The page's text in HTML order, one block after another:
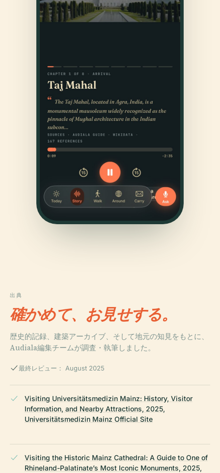
出典
確かめて、お見せする。
歴史的記録、建築アーカイブ、そして地元の知見をもとに、
Audiala編集チームが調査・執筆しました。
最終レビュー： August 2025
Visiting Universitätsmedizin Mainz: History, Visitor
Information, and Nearby Attractions, 2025,
Universitätsmedizin Mainz Official Site
Visiting the Historic Mainz Cathedral: A Guide to One of
Rhineland-Palatinate’s Most Iconic Monuments, 2025,